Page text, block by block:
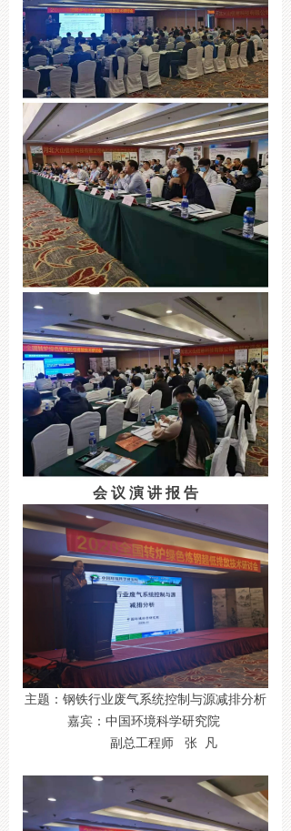
会 议 演 讲 报 告
主题：钢铁行业废气系统控制与源减排分析
嘉宾：中国环境科学研究院
副总工程师 张 凡